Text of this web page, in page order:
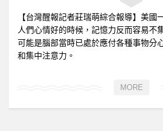
【台灣醒報記者莊瑞萌綜合報導】美國
人們心情好的時候，記憶力反而容易不
可能是腦部當時已處於應付各種事物分
和集中注意力。
MORE